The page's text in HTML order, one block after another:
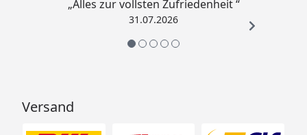
„Alles zur vollsten Zufriedenheit “
31.07.2026
Versand